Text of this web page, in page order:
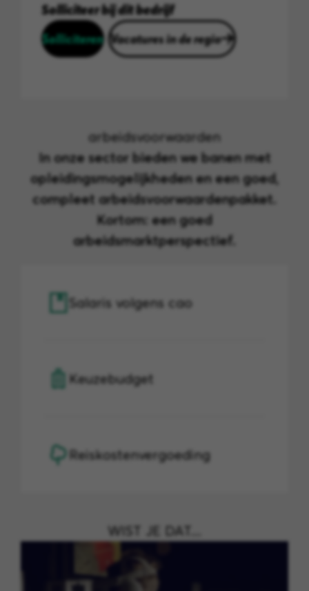
Solliciteer bij dit bedrijf
Solliciteren Vacatures in de regio
arbeidsvoorwaarden
In onze sector bieden we banen met
opleidingsmogelijkheden en een goed,
compleet arbeidsvoorwaardenpakket.
Kortom: een goed
arbeidsmarktperspectief.
Salaris volgens cao
Keuzebudget
Reiskostenvergoeding
WIST JE DAT....